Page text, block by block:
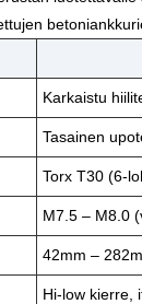
Karkaistu
Tasainen
Torx T30 (6-
M7.5 – M8.0
42mm –
Hi-low kierre,